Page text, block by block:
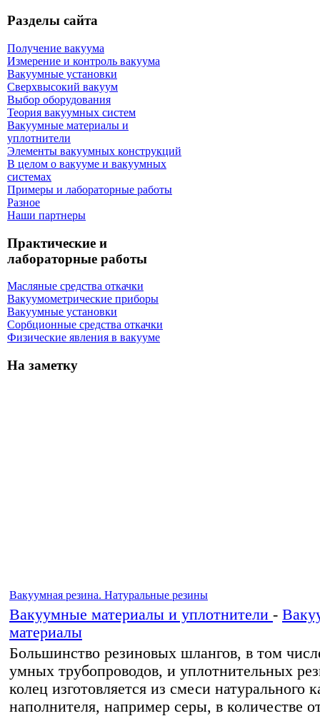
Разделы сайта
Получение вакуума
Измерение и контроль вакуума
Вакуумные установки
Сверхвысокий вакуум
Выбор оборудования
Теория вакуумных систем
Вакуумные материалы и
уплотнители
Элементы вакуумных конструкций
В целом о вакууме и вакуумных
системах
Примеры и лабораторные работы
Разное
Наши партнеры
Практические и
лабораторные работы
Масляные средства откачки
Вакуумометрические приборы
Вакуумные установки
Сорбционные средства откачки
Физические явления в вакууме
На заметку
Вакуумная резина. Натуральные резины
Вакуумные материалы и уплотнители -
материалы
Большинство резиновых шлангов, в том
умных трубопроводов, и уплотнительных
ко­лец изготовляется из смеси натурального
на­полнителя, например серы, в количестве